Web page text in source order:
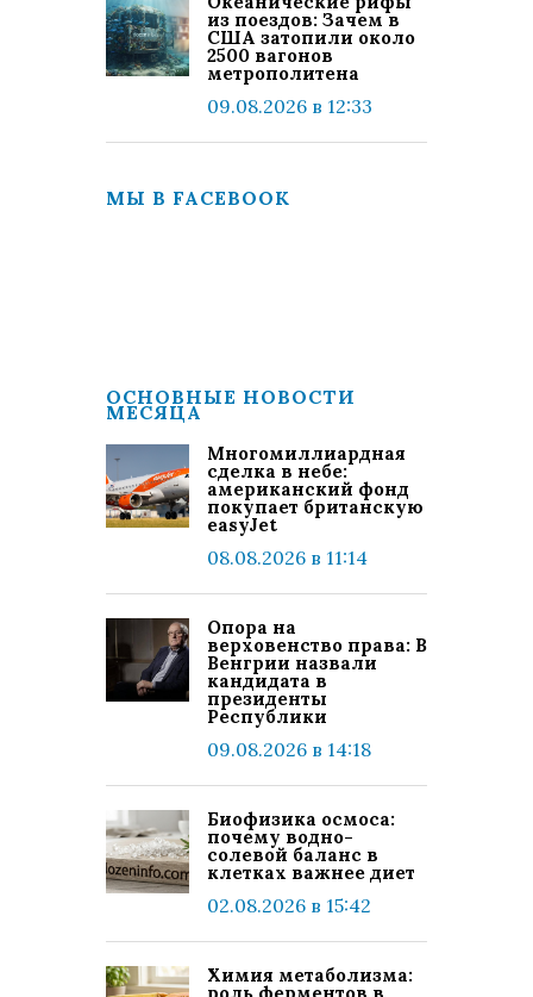
из поездов: Зачем в
США затопили около
2500 вагонов
метрополитена
09.08.2026 в 12:33
МЫ В FACEBOOK
ОСНОВНЫЕ НОВОСТИ
МЕСЯЦА
Многомиллиардная
сделка в небе:
американский фонд
покупает британскую
easyJet
08.08.2026 в 11:14
Опора на
верховенство права: В
Венгрии назвали
кандидата в
президенты
Республики
09.08.2026 в 14:18
Биофизика осмоса:
почему водно-
солевой баланс в
клетках важнее диет
02.08.2026 в 15:42
Химия метаболизма: